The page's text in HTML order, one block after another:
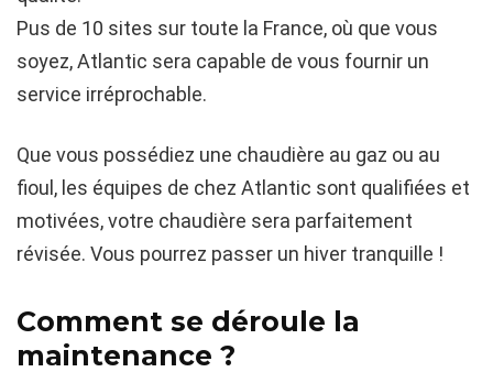
Pus de 10 sites sur toute la France, où que vous
soyez, Atlantic sera capable de vous fournir un
service irréprochable.
Que vous possédiez une chaudière au gaz ou au
fioul, les équipes de chez Atlantic sont qualifiées et
motivées, votre chaudière sera parfaitement
révisée. Vous pourrez passer un hiver tranquille !
Comment se déroule la
maintenance ?